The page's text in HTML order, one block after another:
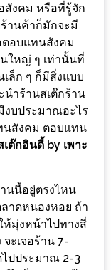
สังคม หรือที่รู้จัก
านค้าก็มักจะมี
ตอบแทนสังคม
ใหญ่ ๆ เท่านั้นที่
ล็ก ๆ ก็มีสิ่งแบบ
ำร้านสเต๊กร้าน
งบประมาณอะไร
นสังคม ตอบแทน
เต๊กอินดี้ by เพาะ
นนี้อยู่ตรงไหน
าดหนองหอย ถ้า
ห้มุ่งหน้าไปทางสี่
ะเจอร้าน 7-
ปประมาณ 2-3